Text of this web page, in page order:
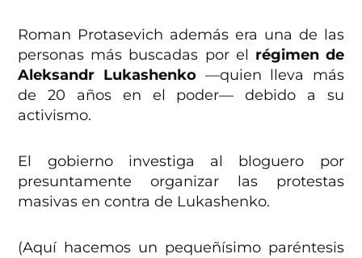
Roman Protasevich además era una de las
personas más buscadas por el régimen de
Aleksandr Lukashenko—quien lleva más
de 20 años en el poder— debido a su
activismo.
El gobierno investiga al bloguero por
presuntamente organizar las protestas
masivas en contra de Lukashenko.
(Aquí hacemos un pequeñísimo paréntesis